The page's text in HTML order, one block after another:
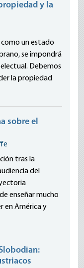
y la
un estado
se impondrá
Debemos
la propiedad
sobre el
tras la
del
enseñar mucho
en América y